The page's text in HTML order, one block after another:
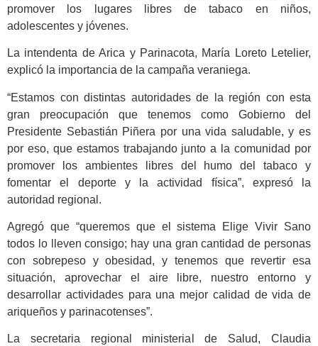
promover los lugares libres de tabaco en niños,
adolescentes y jóvenes.
La intendenta de Arica y Parinacota, María Loreto Letelier,
explicó la importancia de la campaña veraniega.
“Estamos con distintas autoridades de la región con esta
gran preocupación que tenemos como Gobierno del
Presidente Sebastián Piñera por una vida saludable, y es
por eso, que estamos trabajando junto a la comunidad por
promover los ambientes libres del humo del tabaco y
fomentar el deporte y la actividad física”, expresó la
autoridad regional.
Agregó que “queremos que el sistema Elige Vivir Sano
todos lo lleven consigo; hay una gran cantidad de personas
con sobrepeso y obesidad, y tenemos que revertir esa
situación, aprovechar el aire libre, nuestro entorno y
desarrollar actividades para una mejor calidad de vida de
ariqueños y parinacotenses”.
La secretaria regional ministerial de Salud, Claudia